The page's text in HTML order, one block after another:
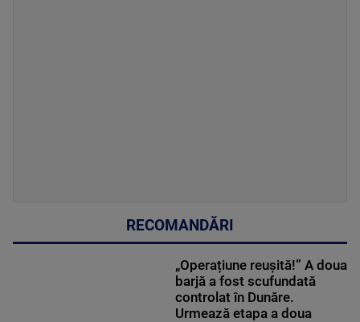
RECOMANDĂRI
„Operațiune reușită!” A doua
barjă a fost scufundată
controlat în Dunăre.
Urmează etapa a doua